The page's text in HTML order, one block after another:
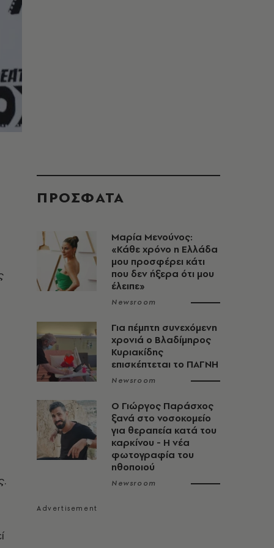
ΠΡΟΣΦΑΤΑ
Μαρία Μενούνος:
«Κάθε χρόνο η Ελλάδα
μου προσφέρει κάτι
που δεν ήξερα ότι μου
έλειπε»
Newsroom
Για πέμπτη συνεχόμενη
χρονιά ο Βλαδίμηρος
Κυριακίδης
επισκέπτεται το ΠΑΓΝΗ
Newsroom
O Γιώργος Παράσχος
ξανά στο νοσοκομείο
για θεραπεία κατά του
καρκίνου - Η νέα
φωτογραφία του
ηθοποιού
Newsroom